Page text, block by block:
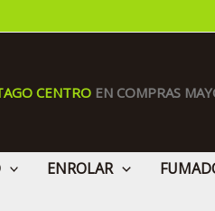
CENTRO EN COMPRAS
ENROLAR